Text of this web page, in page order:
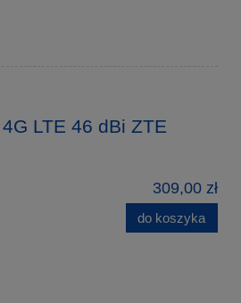
LTE 46 dBi ZTE
309,00 zł
do koszyka